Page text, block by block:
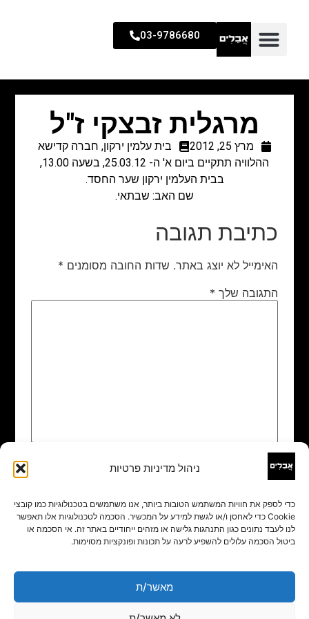
ניהול מדיניות פרטיות
כדי לספק את חוויות המשתמש הטובות ביותר, אנו משתמשים בטכנולוגיות כמו קובצי
Cookie כדי לאחסן ו/או לגשת למידע על המכשיר. הסכמה לטכנולוגיות אלו תאפשר
לנו לעבד נתונים כגון התנהגות גלישה או מזהים ייחודיים באתר זה. אי הסכמה או
ביטול הסכמה עלולים להשפיע לרעה על תכונות ופונקציות מסוימות.
מאשר/ת
03-9786680
מרגלית זבצקי ז"ל
מרץ 25, 2012 בית עלמין ירקון, חברה קדישא
ההלוויה תתקיים ביום א' ה- 25.03.12, בשעה 13.00,
בבית העלמין ירקון שער החסד.
שם האב: שבתאי.
כתיבת תגובה
האימייל לא יוצג באתר. שדות החובה מסומנים *
התגובה שלך *
שם
אימייל*